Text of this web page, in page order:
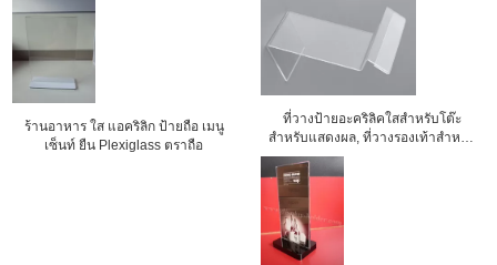
ร้านอาหาร ใส แอคริลิก ป้ายถือ เมนู
เซ็นท์ ยืน Plexiglass ตราถือ
ที่วางป้ายอะคริลิคใสสำหรับโต๊ะ
สำหรับแสดงผล, ที่วางรองเท้าสำหรับ